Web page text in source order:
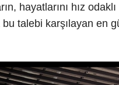
hayatlarını hız
talebi karşılayan en